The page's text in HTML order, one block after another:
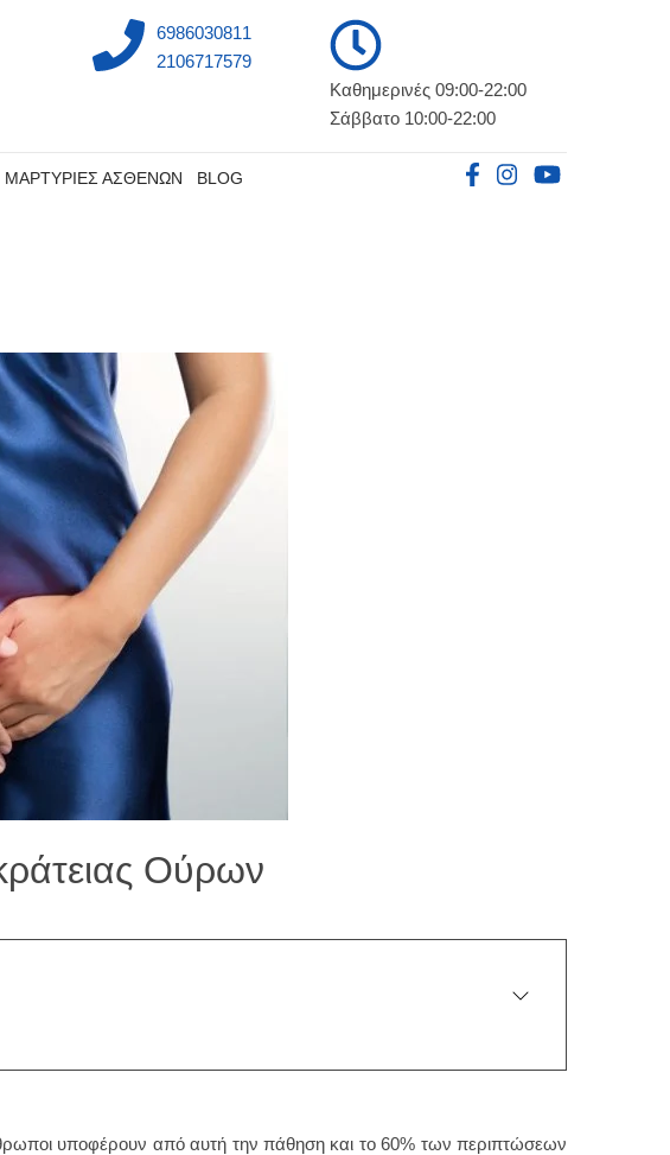
Καθημερινές 09:00-22:00
Σάββατο 10:00-22:00
6986030811
2106717579
ΜΑΡΤΥΡΙΕΣ ΑΣΘΕΝΩΝ
BLOG
Ούρων
υποφέρουν από αυτή την πάθηση και το 60% των περιπτώσεων